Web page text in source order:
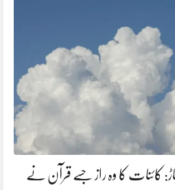
کائنات کا وہ راز جسے قرآن نے